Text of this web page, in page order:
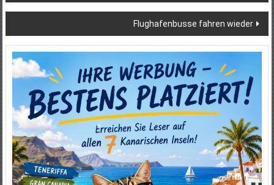
Flughafenbusse fahren wieder